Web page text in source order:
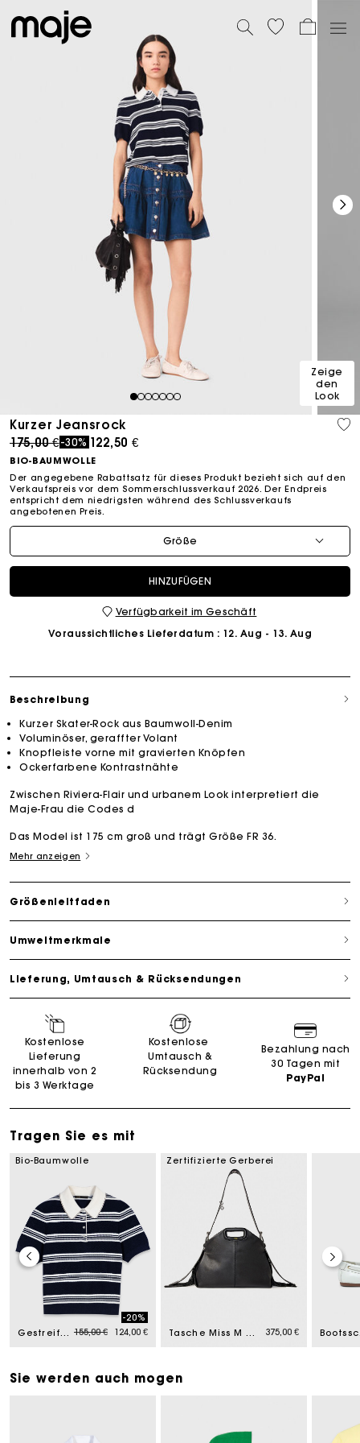
1234567
Zeige
den
Look
Kurzer Jeansrock
Price reduced from
175,00 €to
-30% 122,50 €
BIO-BAUMWOLLE
Der angegebene Rabattsatz für dieses Produkt bezieht sich auf den
Verkaufspreis vor dem Sommerschlussverkauf 2026. Der Endpreis
entspricht dem niedrigsten während des Schlussverkaufs
angebotenen Preis.
Größe
HINZUFÜGEN
Verfügbarkeit im Geschäft
Voraussichtliches Lieferdatum : 12. Aug - 13. Aug
Beschreibung
Kurzer Skater-Rock aus Baumwoll-Denim
Voluminöser, geraffter Volant
Knopfleiste vorne mit gravierten Knöpfen
Ockerfarbene Kontrastnähte
Zwischen Riviera-Flair und urbanem Look interpretiert die
Maje-Frau die Codes d
Das Model ist 175 cm groß und trägt Größe FR 36.
Mehr anzeigen
Größenleitfaden
Umweltmerkmale
Lieferung, Umtausch & Rücksendungen
Kostenlose
Lieferung
innerhalb von 2
bis 3 Werktage
Kostenlose
Umtausch &
Rücksendung
Bezahlung nach
30 Tagen mit
PayPal
Tragen Sie es mit
Bio-Baumwolle
Gestreiftes Polo mit Strasskragen Price reduced from
155,00 €to
-20%
124,00 €
Zertifizierte Gerberei
Tasche Miss M aus Glattleder 375,00 €
Sie werden auch mogen